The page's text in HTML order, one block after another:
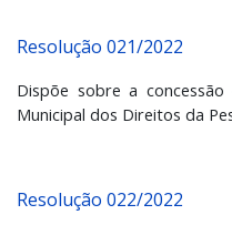
Resolução 021/2022
Dispõe sobre a
Municipal dos Direitos da
Resolução 022/2022